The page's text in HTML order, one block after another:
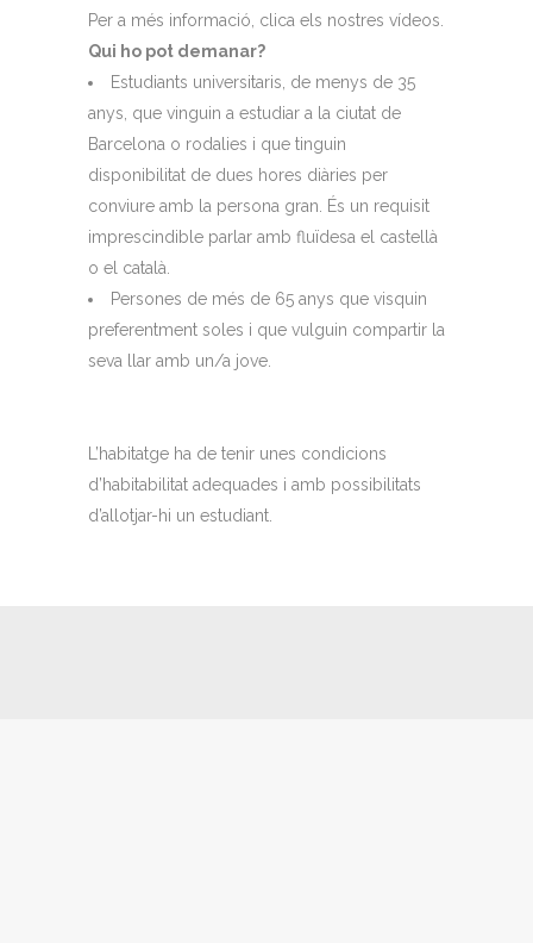
Per a més informació, clica els nostres vídeos.
Qui ho pot demanar?
Estudiants universitaris, de menys de 35
anys, que vinguin a estudiar a la ciutat de
Barcelona o rodalies i que tinguin
disponibilitat de dues hores diàries per
conviure amb la persona gran. És un requisit
imprescindible parlar amb fluïdesa el castellà
o el català.
Persones de més de 65 anys que visquin
preferentment soles i que vulguin compartir la
seva llar amb un/a jove.
L’habitatge ha de tenir unes condicions
d’habitabilitat adequades i amb possibilitats
d’allotjar-hi un estudiant.